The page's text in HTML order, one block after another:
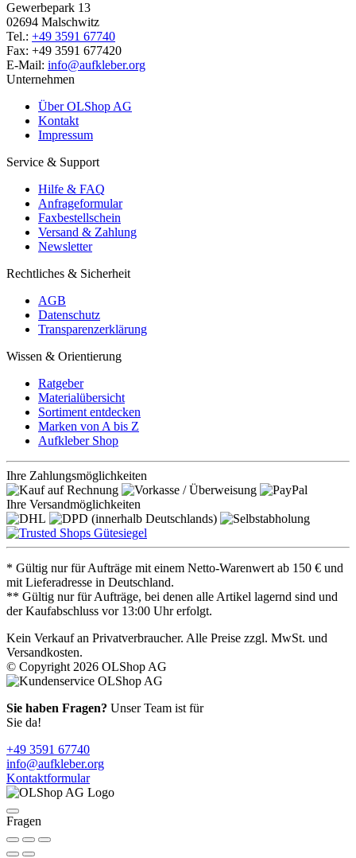
Gewerbepark 13
02694 Malschwitz
Tel.: +49 3591 67740
Fax: +49 3591 677420
E-Mail: info@aufkleber.org
Unternehmen
Über OLShop AG
Kontakt
Impressum
Service & Support
Hilfe & FAQ
Anfrageformular
Faxbestellschein
Versand & Zahlung
Newsletter
Rechtliches & Sicherheit
AGB
Datenschutz
Transparenzerklärung
Wissen & Orientierung
Ratgeber
Materialübersicht
Sortiment entdecken
Marken von A bis Z
Aufkleber Shop
Ihre Zahlungsmöglichkeiten
Ihre Versandmöglichkeiten
* Gültig nur für Aufträge mit einem Netto-Warenwert ab 150 € und
mit Lieferadresse in Deutschland.
** Gültig nur für Aufträge, bei denen alle Artikel lagernd sind und
der Kaufabschluss vor 13:00 Uhr erfolgt.
Kein Verkauf an Privatverbraucher. Alle Preise zzgl. MwSt. und
Versandkosten.
© Copyright 2026 OLShop AG
Sie haben Fragen? Unser Team ist für
Sie da!
+49 3591 67740
info@aufkleber.org
Kontaktformular
Fragen